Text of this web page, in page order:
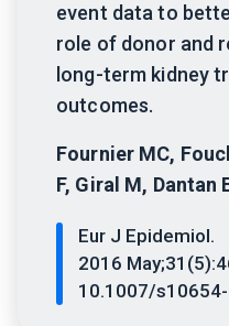
event data to
role of donor and
long-term kidney
outcomes.
Fournier MC,
F, Giral M, Dantan
Eur J Epidemiol.
2016
10.1007/